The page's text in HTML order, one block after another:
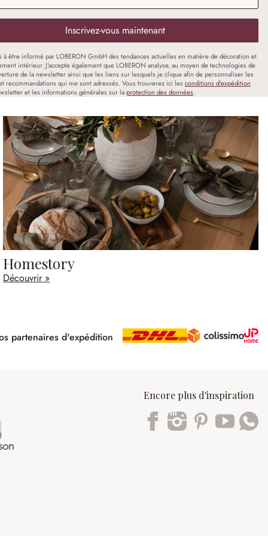
Inscrivez-vous maintenant
à être informé par LOBERON GmbH des tendances actuelles en matière de décoration et
intérieur. J'accepte également que LOBERON analyse, au moyen de technologies de
de la newsletter ainsi que les liens sur lesquels je clique afin de personnaliser les
recommandations qui me sont adressés. Vous trouverez ici les conditions d'expédition
et les informations générales sur laprotection des données.
Homestory
Découvrir »
partenaires d'expédition
Encore plus d'inspiration